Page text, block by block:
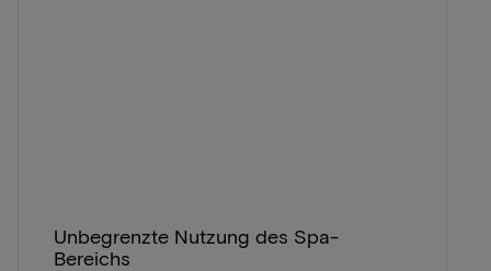
Unbegrenzte Nutzung des Spa-
Bereichs